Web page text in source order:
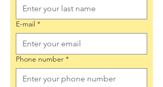
E-mail *
Phone number *